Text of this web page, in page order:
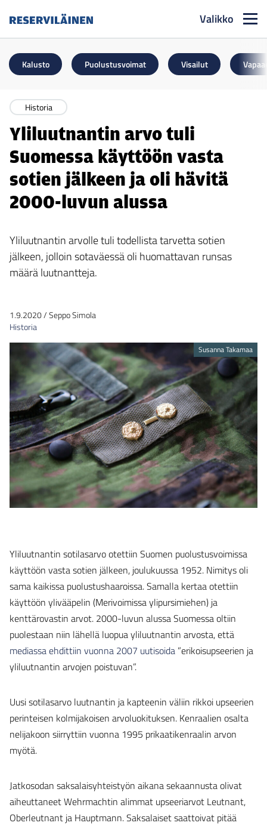
Valikko
Kalusto Puolustusvoimat Visailut
Historia
Yliluutnantin arvo tuli
Suomessa käyttöön vasta
sotien jälkeen ja oli hävitä
2000-luvun alussa
Yliluutnantin arvolle tuli todellista tarvetta sotien
jälkeen, jolloin sotaväessä oli huomattavan runsas
määrä luutnantteja.
1.9.2020/Seppo Simola
Historia
Susanna Takamaa
Yliluutnantin sotilasarvo otettiin Suomen puolustusvoimissa
käyttöön vasta sotien jälkeen, joulukuussa 1952. Nimitys oli
sama kaikissa puolustushaaroissa. Samalla kertaa otettiin
käyttöön ylivääpelin (Merivoimissa ylipursimiehen) ja
kenttärovastin arvot. 2000-luvun alussa Suomessa oltiin
puolestaan niin lähellä luopua yliluutnantin arvosta, että
mediassa ehdittiin vuonna 2007 uutisoida ”erikoisupseerien ja
yliluutnantin arvojen poistuvan”.
Uusi sotilasarvo luutnantin ja kapteenin väliin rikkoi upseerien
perinteisen kolmijakoisen arvoluokituksen. Kenraalien osalta
nelijakoon siirryttiin vuonna 1995 prikaatikenraalin arvon
myötä.
Jatkosodan saksalaisyhteistyön aikana sekaannusta olivat
aiheuttaneet Wehrmachtin alimmat upseeriarvot Leutnant,
Oberleutnant ja Hauptmann. Saksalaiset saattoivat pitää